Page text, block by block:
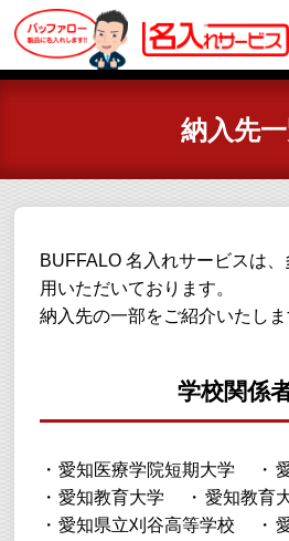
納入先
BUFFALO 名入れサービスは
用いただいております。
納入先の一部をご紹介いたしま
学校関係
愛知医療学院短期大学
愛知教育大学
愛知教育
愛知県立刈谷高等学校